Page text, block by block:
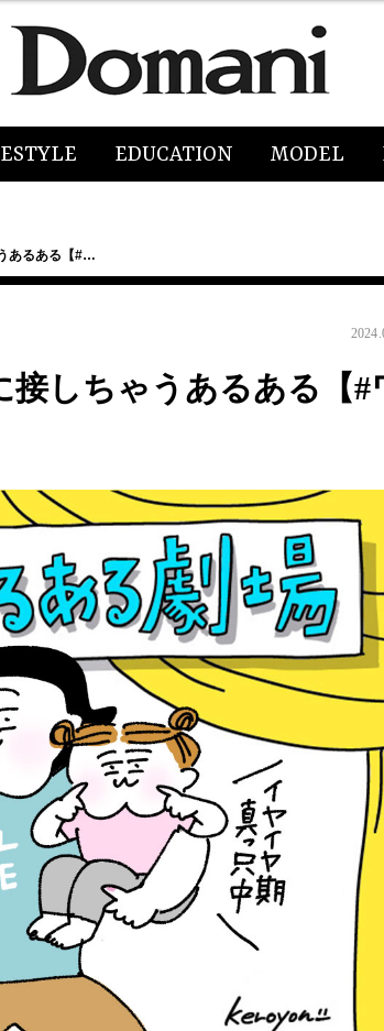
EDUCATION MODEL
あるある【#…
しちゃうあるある【#